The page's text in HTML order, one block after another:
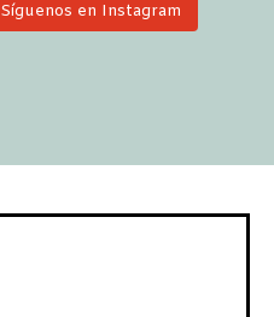
Síguenos en Instagram